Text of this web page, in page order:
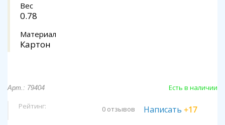
Вес
0.78
Материал
Картон
Арт.: 79404 Есть в наличии
Рейтинг: 0 отзывов Написать +17